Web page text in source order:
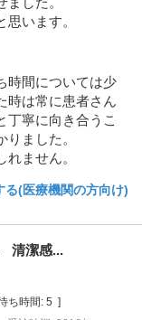
います。
時間については少
時は常に患者さん
丁寧に向き合うこ
ました。
ません。
(医療機関の方向け)
清潔感...
ち時間: 5